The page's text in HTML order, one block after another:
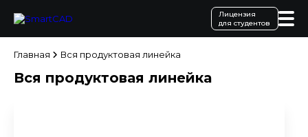
Лицензия
для студентов
Главная Вся продуктовая линейка
Вся продуктовая линейка